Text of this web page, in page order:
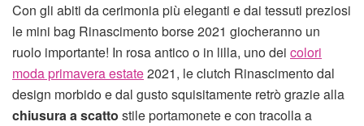
Con gli abiti da cerimonia più eleganti e dai tessuti preziosi
le mini bag Rinascimento borse 2021 giocheranno un
ruolo importante! In rosa antico o in lilla, uno dei colori
moda primavera estate2021, le clutch Rinascimento dal
design morbido e dal gusto squisitamente retrò grazie alla
chiusura a scatto stile portamonete e con tracolla a